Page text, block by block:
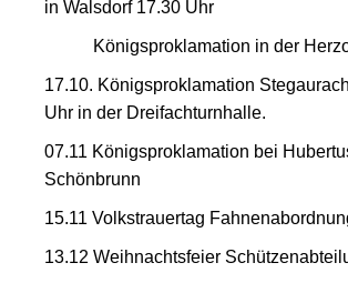
in Walsdorf 17.30 Uhr
Königsproklamation in der
17.10. Königsproklamation
Uhr in der Dreifachturnhalle.
07.11 Königsproklamation bei
Schönbrunn
15.11 Volkstrauertag
13.12 Weihnachtsfeier